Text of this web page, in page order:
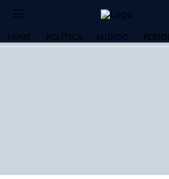
HOME POLÍTICA MUNDO